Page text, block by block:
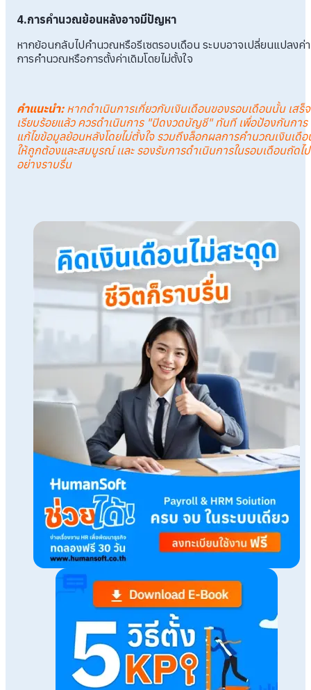
4.การคำนวณย้อนหลังอาจมีปัญหา
หากย้อนกลับไปคำนวณหรือรีเซตรอบเดือน ระบบอาจเปลี่ยนแปลงค่า
การคำนวณหรือการตั้งค่าเดิมโดยไม่ตั้งใจ
คำแนะนำ:หากดำเนินการเกี่ยวกับเงินเดือนของรอบเดือนนั้น เสร็จ
เรียบร้อยแล้ว ควรดำเนินการ "ปิดงวดบัญชี" ทันที เพื่อป้องกันการ
แก้ไขข้อมูลย้อนหลังโดยไม่ตั้งใจ รวมถึงล็อกผลการคำนวณเงินเดือ
ให้ถูกต้องและสมบูรณ์ เเละ รองรับการดำเนินการในรอบเดือนถัดไป
อย่างราบรื่น